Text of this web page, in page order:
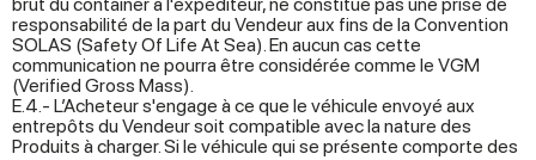
responsabilité de la part du Vendeur aux fins de la Convention
SOLAS (Safety Of Life At Sea). En aucun cas cette
communication ne pourra être considérée comme le VGM
(Verified Gross Mass).
E.4.- L’Acheteur s'engage à ce que le véhicule envoyé aux
entrepôts du Vendeur soit compatible avec la nature des
Produits à charger. Si le véhicule qui se présente comporte des